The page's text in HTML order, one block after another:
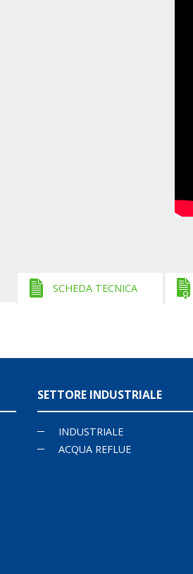
SCHEDA TECNICA
SETTORE INDUSTRIALE
INDUSTRIALE
ACQUA REFLUE